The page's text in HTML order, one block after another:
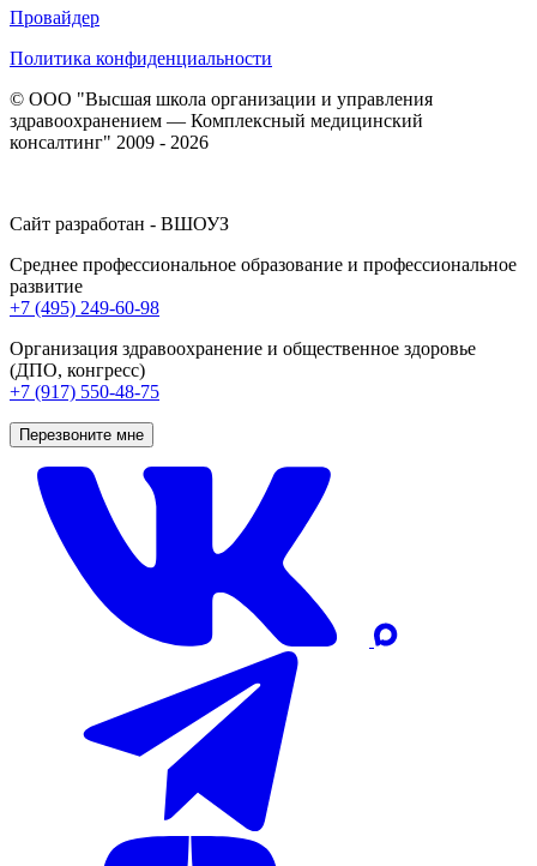
Провайдер
Политика конфиденциальности
© ООО "Высшая школа организации и управления
здравоохранением — Комплексный медицинский
консалтинг" 2009 - 2026
Сайт разработан - ВШОУЗ
Среднее профессиональное образование и профессиональное
развитие
+7 (495) 249-60-98
Организация здравоохранение и общественное здоровье
(ДПО, конгресс)
+7 (917) 550-48-75
Перезвоните мне